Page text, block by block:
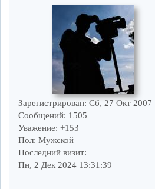
Зарегистрирован: Сб, 27 Окт 2007
Сообщений: 1505
Уважение: +153
Пол: Мужской
Последний визит:
Пн, 2 Дек 2024 13:31:39